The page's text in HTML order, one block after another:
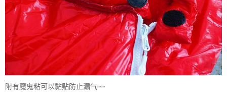
附有魔鬼粘可以黏贴防止漏气~~